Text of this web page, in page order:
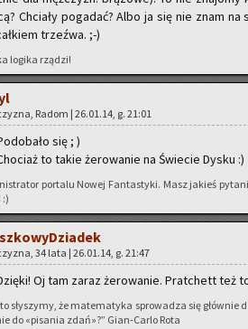
Chcia­ły po­ga­dać? Albo ja się nie znam
trzeź­wa. ;-)
lo­gi­ka rzą­dzi!
Radom | 26.01.14, g. 21:01
się ; )
to takie że­ro­wa­nie na Świe­cie Dysku :)
por­ta­lu Nowej Fan­ta­sty­ki. Masz ja­kieś
:)
34 lata | 26.01.14, g. 21:47
Oj tam zaraz że­ro­wa­nie. Prat­chett też
sły­szy­my, że ma­te­ma­ty­ka spro­wa­dza się
do «pi­sa­nia zdań»?” Gian-Car­lo Rota